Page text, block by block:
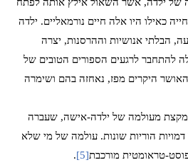
של ילדה, אשר השאול אילץ אותה לפתח
כאילו היו אלה חיים נורמאליים. ילדה
הבלתי אנושיות וההרסנות, יצרה
להתחבר לרגעים הספורים הטובים של
היקרים מפז, נאחזה בהם ושימרה
מקצת מעולמה של ילדה-אישה, שעברה
דמויות הוריות שונות. עולמה של מי שלא
טראומטית מורכבת[5]
.